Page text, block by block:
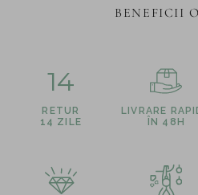
BENEFICII
14
RETUR
14 ZILE
LIVRARE
ÎN 48H